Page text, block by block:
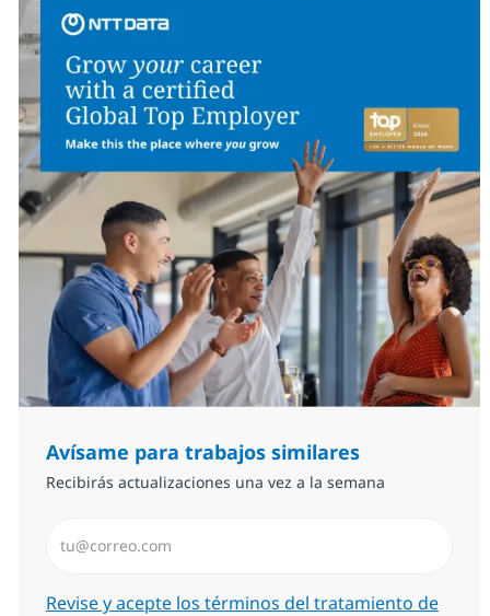
Avísame para trabajos similares
Recibirás actualizaciones una vez a la semana
Required
Revise y acepte los términos del tratamiento de